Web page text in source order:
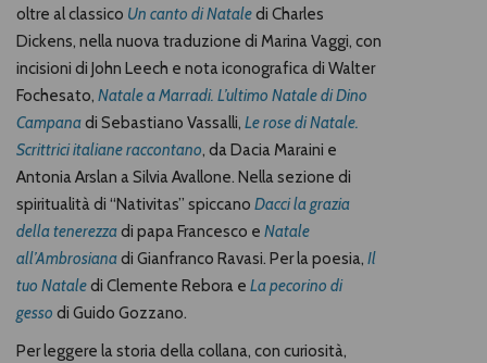
oltre al classico Un canto di Nataledi Charles
Dickens, nella nuova traduzione di Marina Vaggi, con
incisioni di John Leech e nota iconografica di Walter
Fochesato, Natale a Marradi. L’ultimo Natale di Dino
Campanadi Sebastiano Vassalli, Le rose di Natale.
Scrittrici italiane raccontano, da Dacia Maraini e
Antonia Arslan a Silvia Avallone. Nella sezione di
spiritualitàdi “Nativitas” spiccano Dacci la grazia
della tenerezzadi papa Francesco e Natale
all’Ambrosianadi Gianfranco Ravasi. Per la poesia, Il
tuo Nataledi Clemente Rebora e La pecorino di
gesso di Guido Gozzano.
Per leggere la storia della collana, con curiosità,